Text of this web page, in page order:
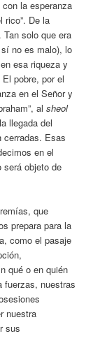
la esperanza
rico”. De la
solo que era
no es malo), lo
esa riqueza y
pobre, por el
en el Señor y
alsheol
llegada del
cerradas. Esas
en el
será objeto de
que
prepara para la
como el pasaje
qué o en quién
fuerzas, nuestras
nuestra
sus